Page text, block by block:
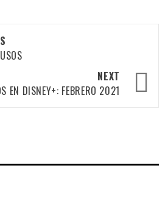
NEXT
EN DISNEY+: FEBRERO 2021